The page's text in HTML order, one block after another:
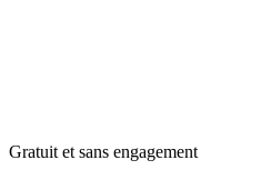
Gratuit et sans engagement